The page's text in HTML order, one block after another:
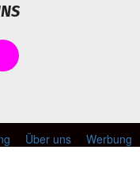
Über uns Werbung